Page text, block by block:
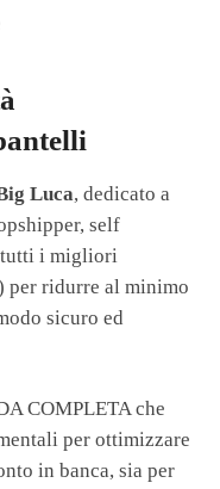
Luca, dedicato a
self
tutti i migliori
per ridurre al minimo
sicuro ed
COMPLETA che
per ottimizzare
in banca, sia per